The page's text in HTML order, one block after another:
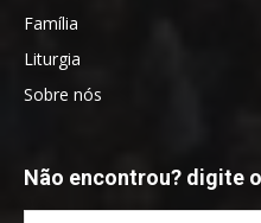
Família
Liturgia
Sobre nós
Não encontrou? digite